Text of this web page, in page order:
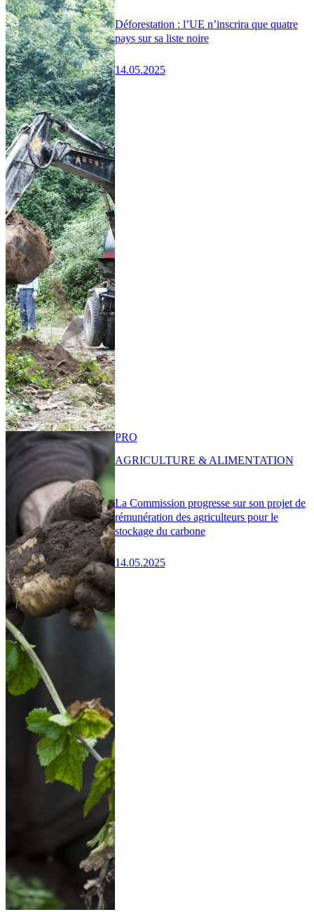
Déforestation : l’UE n’inscrira que quatre
pays sur sa liste noire
14.05.2025
La Commission progresse sur son projet de
rémunération des agriculteurs pour le
stockage du carbone
14.05.2025
PRO
AGRICULTURE & ALIMENTATION